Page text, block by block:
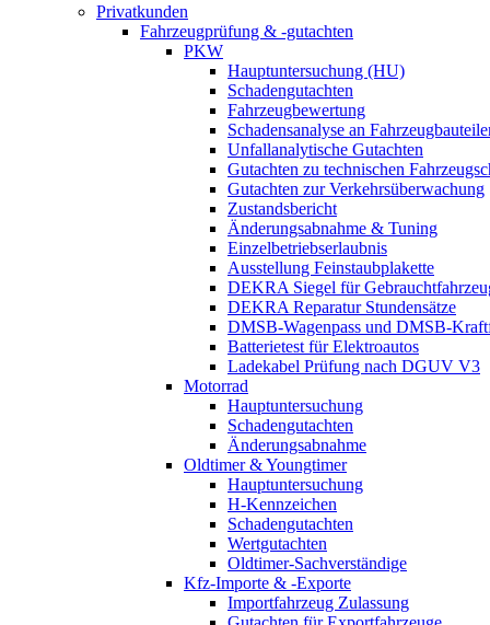
Privatkunden
Fahrzeugprüfung & -gutachten
PKW
Hauptuntersuchung (HU)
Schadengutachten
Fahrzeugbewertung
Schadensanalyse an
Unfallanalytische Gutachten
Gutachten zu technischen
Gutachten zur Verkehrsüberwachung
Zustandsbericht
Änderungsabnahme & Tuning
Einzelbetriebserlaubnis
Ausstellung Feinstaubplakette
DEKRA Siegel für
DEKRA Reparatur Stundensätze
DMSB-Wagenpass und DMSB-
Batterietest für Elektroautos
Ladekabel Prüfung nach DGUV V3
Motorrad
Hauptuntersuchung
Schadengutachten
Änderungsabnahme
Oldtimer & Youngtimer
Hauptuntersuchung
H-Kennzeichen
Schadengutachten
Wertgutachten
Oldtimer-Sachverständige
Kfz-Importe & -Exporte
Importfahrzeug Zulassung